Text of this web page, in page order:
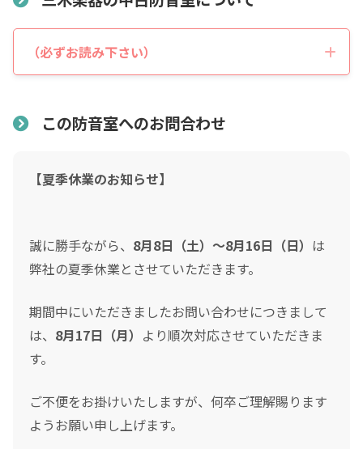
税込価格合計*
頭金
頭金の金額をスライドして下さい（1万円単位）
0
ボーナス月の加算（上乗せ）金額をスライドして下さい（1万円単位）
（必ずお読み下さい）
設置について
この防音室へのお問合わせ
【夏季休業のお知らせ】
誠に勝手ながら、 8月8日（土）～8月16日（日） は
弊社の夏季休業とさせていただきます。
期間中にいただきましたお問い合わせにつきまして
は、 8月17日（月） より順次対応させていただきま
す。
ご不便をお掛けいたしますが、何卒ご理解賜ります
ようお願い申し上げます。